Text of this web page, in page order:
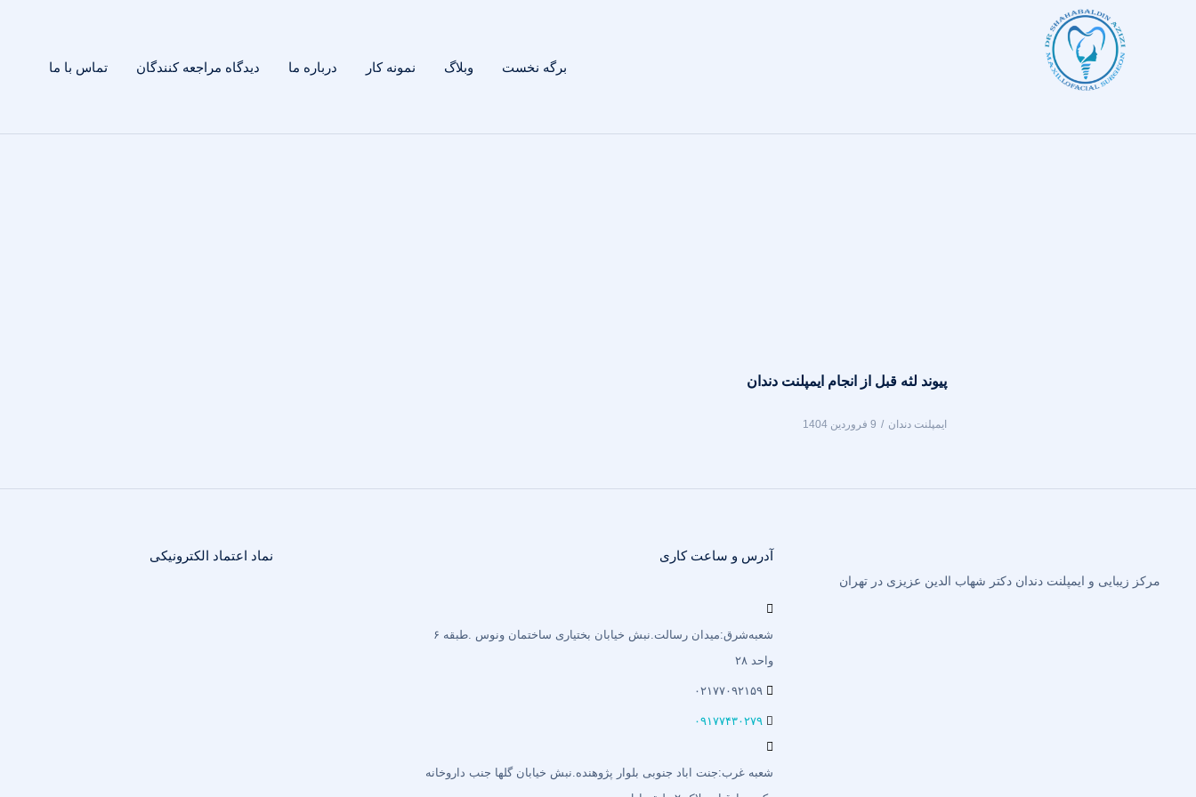
برگه نخست وبلاگ نمونه کار درباره ما دیدگاه مراجعه کنندگان تماس با ما
پیوند لثه قبل از انجام ایمپلنت دندان
ایمپلنت دندان 9 فروردین 1404
مرکز زیبایی و ایمپلنت دندان دکتر شهاب الدین عزیزی در تهران
آدرس و ساعت کاری
شعبه‌شرق:میدان رسالت.نبش خیابان بختیاری‌ ساختمان ونوس .طبقه ۶
واحد ۲۸
۰۲۱۷۷۰۹۲۱۵۹
۰۹۱۷۷۴۳۰۲۷۹
شعبه غرب:جنت اباد جنوبی بلوار پژوهنده.نبش خیابان گلها جنب داروخانه
نماد اعتماد الکترونیکی